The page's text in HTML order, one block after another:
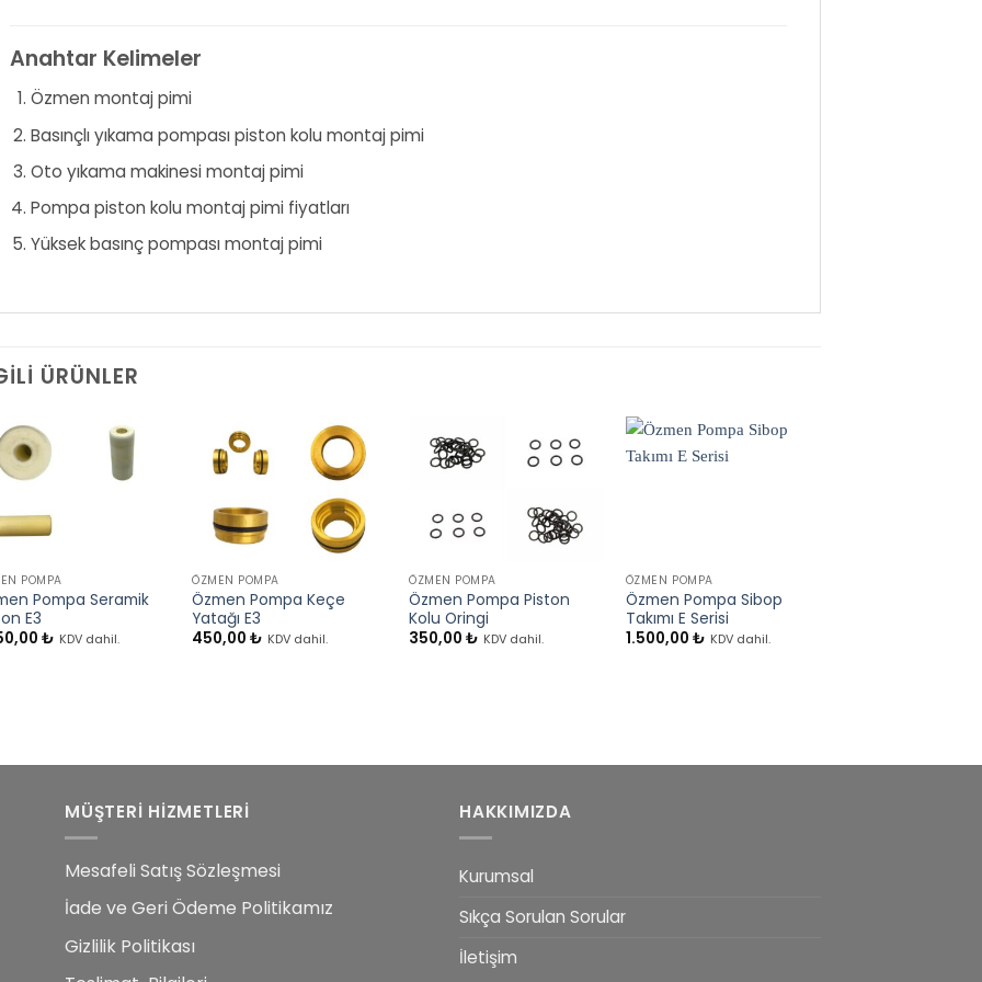
Anahtar Kelimeler
Özmen montaj pimi
Basınçlı yıkama pompası piston kolu montaj pimi
Oto yıkama makinesi montaj pimi
Pompa piston kolu montaj pimi fiyatları
Yüksek basınç pompası montaj pimi
ÜRÜNLER
POMPA
Pompa Seramik
E3
₺ KDV dahil.
+
ÖZMEN POMPA
Özmen Pompa Keçe
Yatağı E3
450,00₺ KDV dahil.
+
ÖZMEN POMPA
Özmen Pompa Piston
Kolu Oringi
350,00₺ KDV dahil.
ÖZMEN POMPA
Özmen Pompa Sibop
Takımı E Serisi
1.500,00 ₺ KDV dahil.
MÜŞTERİ HİZMETLERİ
Mesafeli Satış Sözleşmesi
İade ve Geri Ödeme Politikamız
Gizlilik Politikası
HAKKIMIZDA
Kurumsal
Sıkça Sorulan Sorular
İletişim